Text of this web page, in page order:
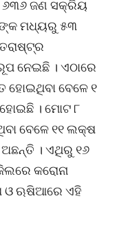
୬୩୬ ଜଣ ସକ୍ରିୟ
ମଧ୍ୟରୁ ୫୩
ନେଇଛି । ଏଠାରେ
ହୋଇଥିବା ବେଳେ ୧
। ମୋଟ ୮
ବେଳେ ୧୧ ଲକ୍ଷ
। ଏଥିରୁ ୧୬
କରୋନା
ଓ ଋଷିଆରେ ଏହି